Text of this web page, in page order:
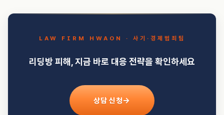
LAW FIRM HWAON · 사기·경제범죄팀
리딩방 피해, 지금 바로 대응 전략을 확인하세요
상담 신청